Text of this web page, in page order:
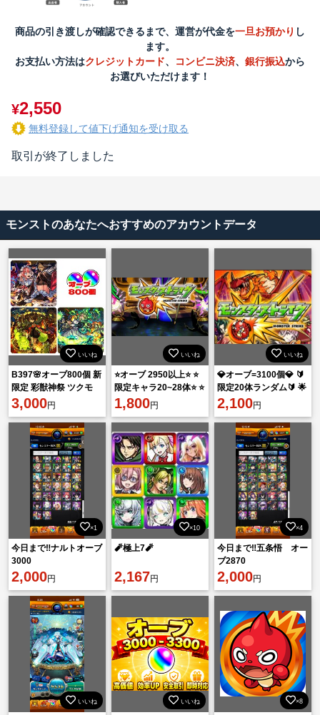
商品の引き渡しが確認できるまで、運営が代金を一旦お預かり し
ます。
お支払い方法はクレジットカード、 コンビニ決済、 銀行振込から
お選びいただけます！
¥2,550
無料登録して値下げ通知を受け取る
取引が終了しました
モンストのあなたへおすすめのアカウントデータ
いいね
B397🌸オーブ800個 新
限定 彩獣神祭 ツクモ
3,000円
いいね
⭐️オーブ 2950以上⭐️ ⭐️
限定キャラ20~28体⭐️ ⭐️
初期アカウント⭐️
1,800円
いいね
💎オーブ=3100個💎 🔰
限定20体ランダム🔰 🌟
初期アカウント🌟
2,100円
×1
今日まで‼️ナルトオーブ
3000
2,000円
×10
🧨極上7🧨
2,167円
×4
今日まで‼️五条悟 オー
ブ2870
2,000円
いいね いいね ×8